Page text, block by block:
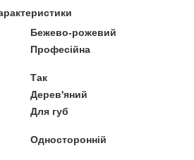
Бежево-рожевий
Професійна
Так
Дерев'яний
Для губ
Односторонній